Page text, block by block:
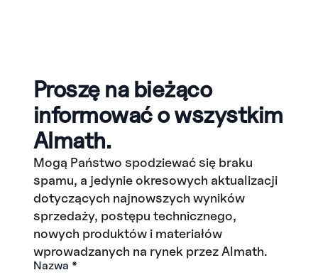
Proszę na bieżąco
informować o wszystkim
Almath.
Mogą Państwo spodziewać się braku
spamu, a jedynie okresowych aktualizacji
dotyczących najnowszych wyników
sprzedaży, postępu technicznego,
nowych produktów i materiałów
wprowadzanych na rynek przez Almath.
Nazwa *